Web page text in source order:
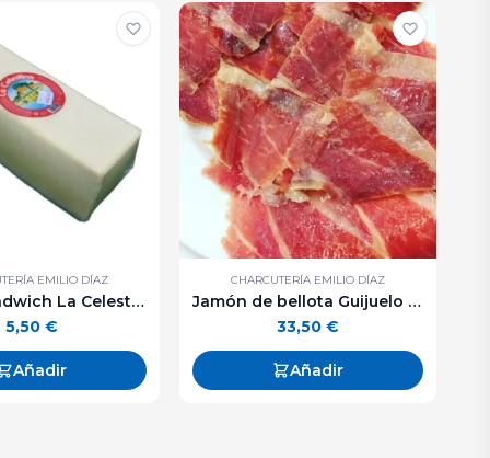
EMILIO DÍAZ
Queso sandwich La Celestina - 250 g. aprox
5,50 €
Añadir
CHARCUTERÍA EMILIO DÍAZ
Jamón de bellota Guijuelo - 250 g. aprox
33,50€
Añadir